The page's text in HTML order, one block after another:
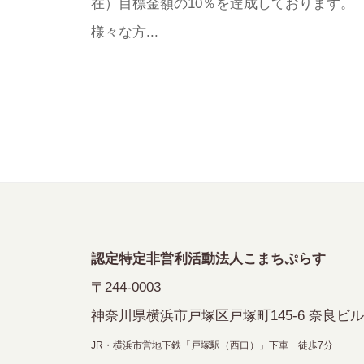
在）目標金額の10％を達成しております。
様々な方...
認定特定非営利活動法人こまちぷらす
〒244-0003
神奈川県横浜市戸塚区戸塚町145-6 奈良ビ
JR・横浜市営地下鉄「戸塚駅（西口）」下車 徒歩7分